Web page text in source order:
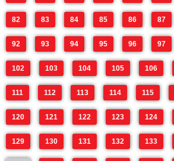
82 83 84 85 86 87
92 93 94 95 96 97
102 103 104 105 106
111 112 113 114 115
120 121 122 123 124
129 130 131 132 133